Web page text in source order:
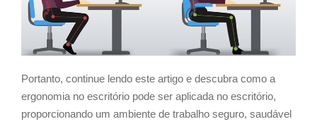
Portanto, continue lendo este artigo e descubra como a
ergonomia no escritório pode ser aplicada no escritório,
proporcionando um ambiente de trabalho seguro, saudável